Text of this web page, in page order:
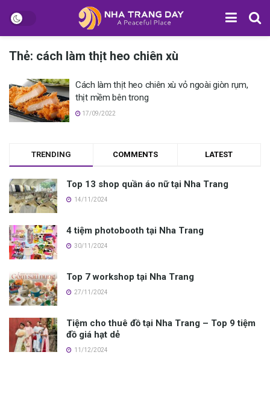
Thẻ: cách làm thịt heo chiên xù
Cách làm thịt heo chiên xù vỏ ngoài giòn rụm,
thịt mềm bên trong
17/09/2022
TRENDING COMMENTS LATEST
Top 13 shop quần áo nữ tại Nha Trang
14/11/2024
4 tiệm photobooth tại Nha Trang
30/11/2024
Top 7 workshop tại Nha Trang
27/11/2024
Tiệm cho thuê đồ tại Nha Trang – Top 9 tiệm
đồ giá hạt dẻ
11/12/2024